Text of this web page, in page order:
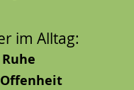
im Alltag:
Ruhe
Offenheit